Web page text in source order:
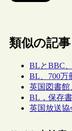
類似の記事
BLとBBC
BL、700万
英国図書館
BL，保存
英国放送協